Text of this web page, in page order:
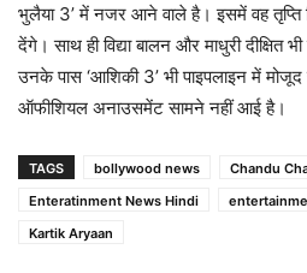
भुलैया 3’ में नजर आने वाले है। इसमें वह तृप्ति
देंगे। साथ ही विद्या बालन और माधुरी दीक्षित
उनके पास ‘आशिकी 3’ भी पाइपलाइन में
ऑफीशियल अनाउसमेंट सामने नहीं आई है।
TAGS bollywood news
Chandu
Enteratinment News Hindi
Kartik Aryaan